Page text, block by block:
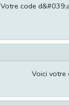
Votre code
Voici votre